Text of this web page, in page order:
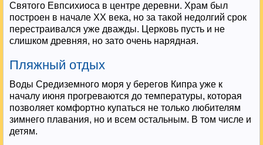
Святого Евпсихиоса в центре деревни. Храм был
построен в начале XX века, но за такой недолгий срок
перестраивался уже дважды. Церковь пусть и не
слишком древняя, но зато очень нарядная.
Пляжный отдых
Воды Средиземного моря у берегов Кипра уже к
началу июня прогреваются до температуры, которая
позволяет комфортно купаться не только любителям
зимнего плавания, но и всем остальным. В том числе и
детям.